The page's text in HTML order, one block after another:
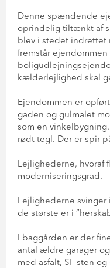
Denne spændende
oprindelig tiltænkt af
blev i stedet indrettet
fremstår ejendommen
kælderlejlighed skal
Ejendommen er
gaden og gulmalet
som en
rødt tegl. Der er spir
Lejlighederne, hvoraf
moderniseringsgrad.
Lejlighederne svinger
de største er i
I baggården er der
antal ældre garager
med asfalt, SF-sten